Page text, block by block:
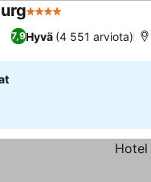
4 Tähtiluokitus
7,9Hyvä (4 551 arviota)